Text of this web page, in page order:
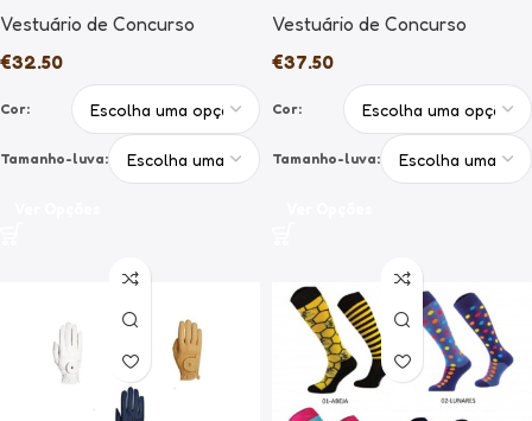
Vestuário de Concurso
€32.50
Cor:
Tamanho-luva:
Vestuário de Concurso
€37.50
Cor:
Tamanho-luva: